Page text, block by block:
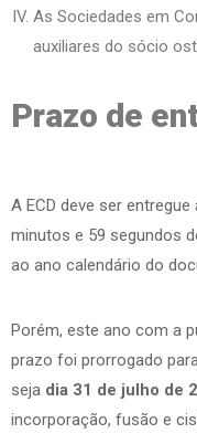
As Sociedades em
auxiliares do sócio
Prazo de
A ECD deve ser
minutos e 59 segundos
ao ano calendário do
Porém, este ano com a
prazo foi prorrogado
seja dia 31 de julho de
incorporação, fusão e